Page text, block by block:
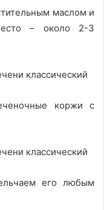
маслом и
– около 2-3
коржи с
его любым